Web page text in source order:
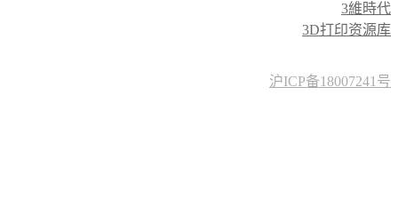
3維時代
3D打印资源库
沪ICP备18007241号